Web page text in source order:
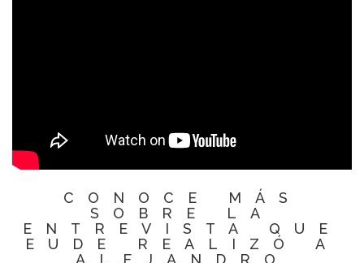
CONOCE MÁS
SOBRE LA
ENTREVISTA QUE
EUDE REALIZÓ A
ALEJANDRO